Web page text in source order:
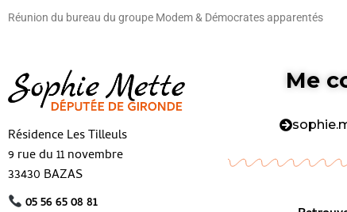
Réunion du bureau du groupe Modem & Démocrates apparentés
Résidence Les Tilleuls
9 rue du 11 novembre
33430 BAZAS
05 56 65 08 81
Me